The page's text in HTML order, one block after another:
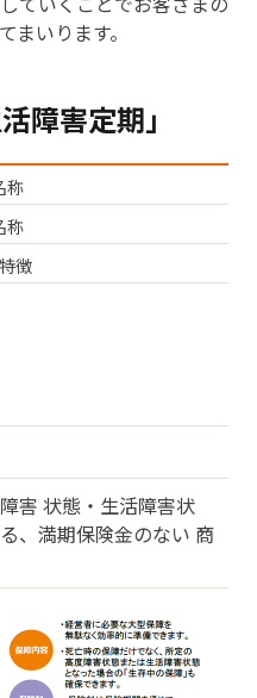
まいります。
障害定期」
称
称
徴
害 状態・生活障害状
、満期保険金のない 商